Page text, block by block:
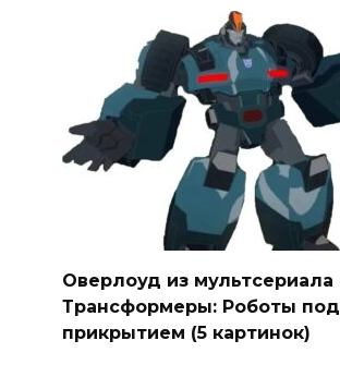
Оверлоуд из мультсериала
Трансформеры: Роботы под
прикрытием (5 картинок)